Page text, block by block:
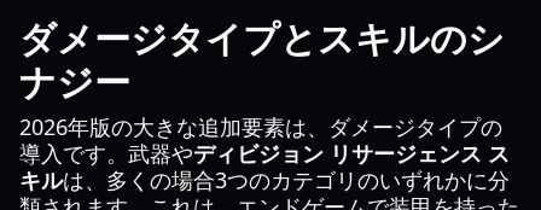
ダメージタイプとスキルのシ
ナジー
2026年版の大きな追加要素は、ダメージタイプの
導入です。武器やディビジョン リサージェンス ス
キルは、多くの場合3つのカテゴリのいずれかに分